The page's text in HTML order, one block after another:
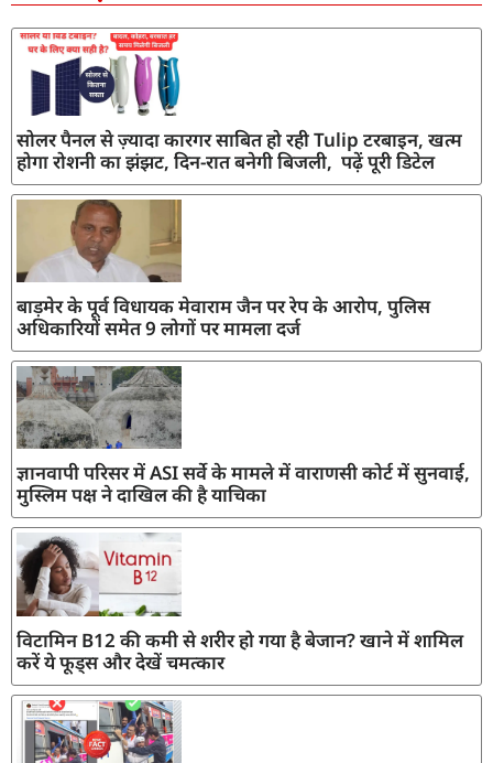
सोलर पैनल से ज़्यादा कारगर साबित हो रही Tulip टरबाइन, खत्म
होगा रोशनी का झंझट, दिन-रात बनेगी बिजली, पढ़ें पूरी डिटेल
बाड़मेर के पूर्व विधायक मेवाराम जैन पर रेप के आरोप, पुलिस
अधिकारियों समेत 9 लोगों पर मामला दर्ज
ज्ञानवापी परिसर में ASI सर्वे के मामले में वाराणसी कोर्ट में सुनवाई,
मुस्लिम पक्ष ने दाखिल की है याचिका
विटामिन B12 की कमी से शरीर हो गया है बेजान? खाने में शामिल
करें ये फूड्स और देखें चमत्कार